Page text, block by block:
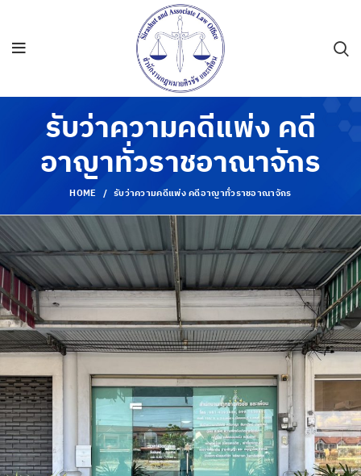
รับว่าความคดีแพ่ง คดี
อาญาทั่วราชอาณาจักร
HOME รับว่าความคดีแพ่ง คดีอาญาทั่วราชอาณาจักร